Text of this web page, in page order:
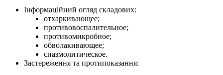
Інформаційний огляд складових:
отхаркивающее;
противовоспалительное;
противомикробное;
обволакивающее;
спазмолитическое.
Застереження та протипоказання: